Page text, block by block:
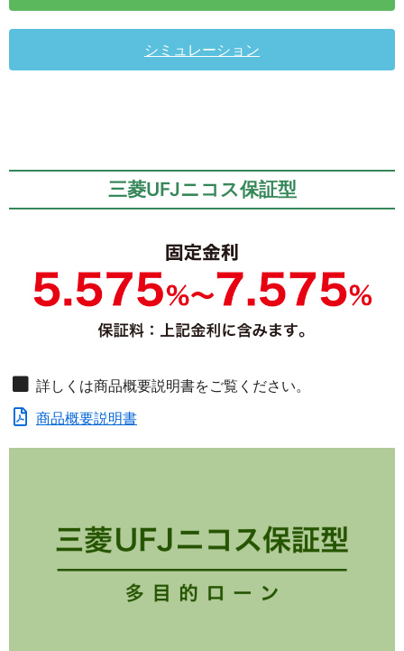
シミュレーション
三菱UFJニコス保証型
詳しくは商品概要説明書をご覧ください。
商品概要説明書